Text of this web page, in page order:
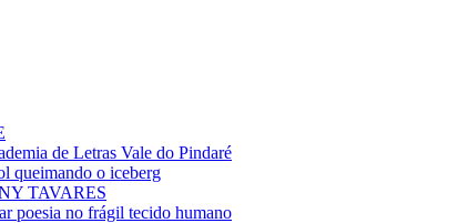
de Letras Vale do Pindaré
queimando o iceberg
TAVARES
poesia no frágil tecido humano